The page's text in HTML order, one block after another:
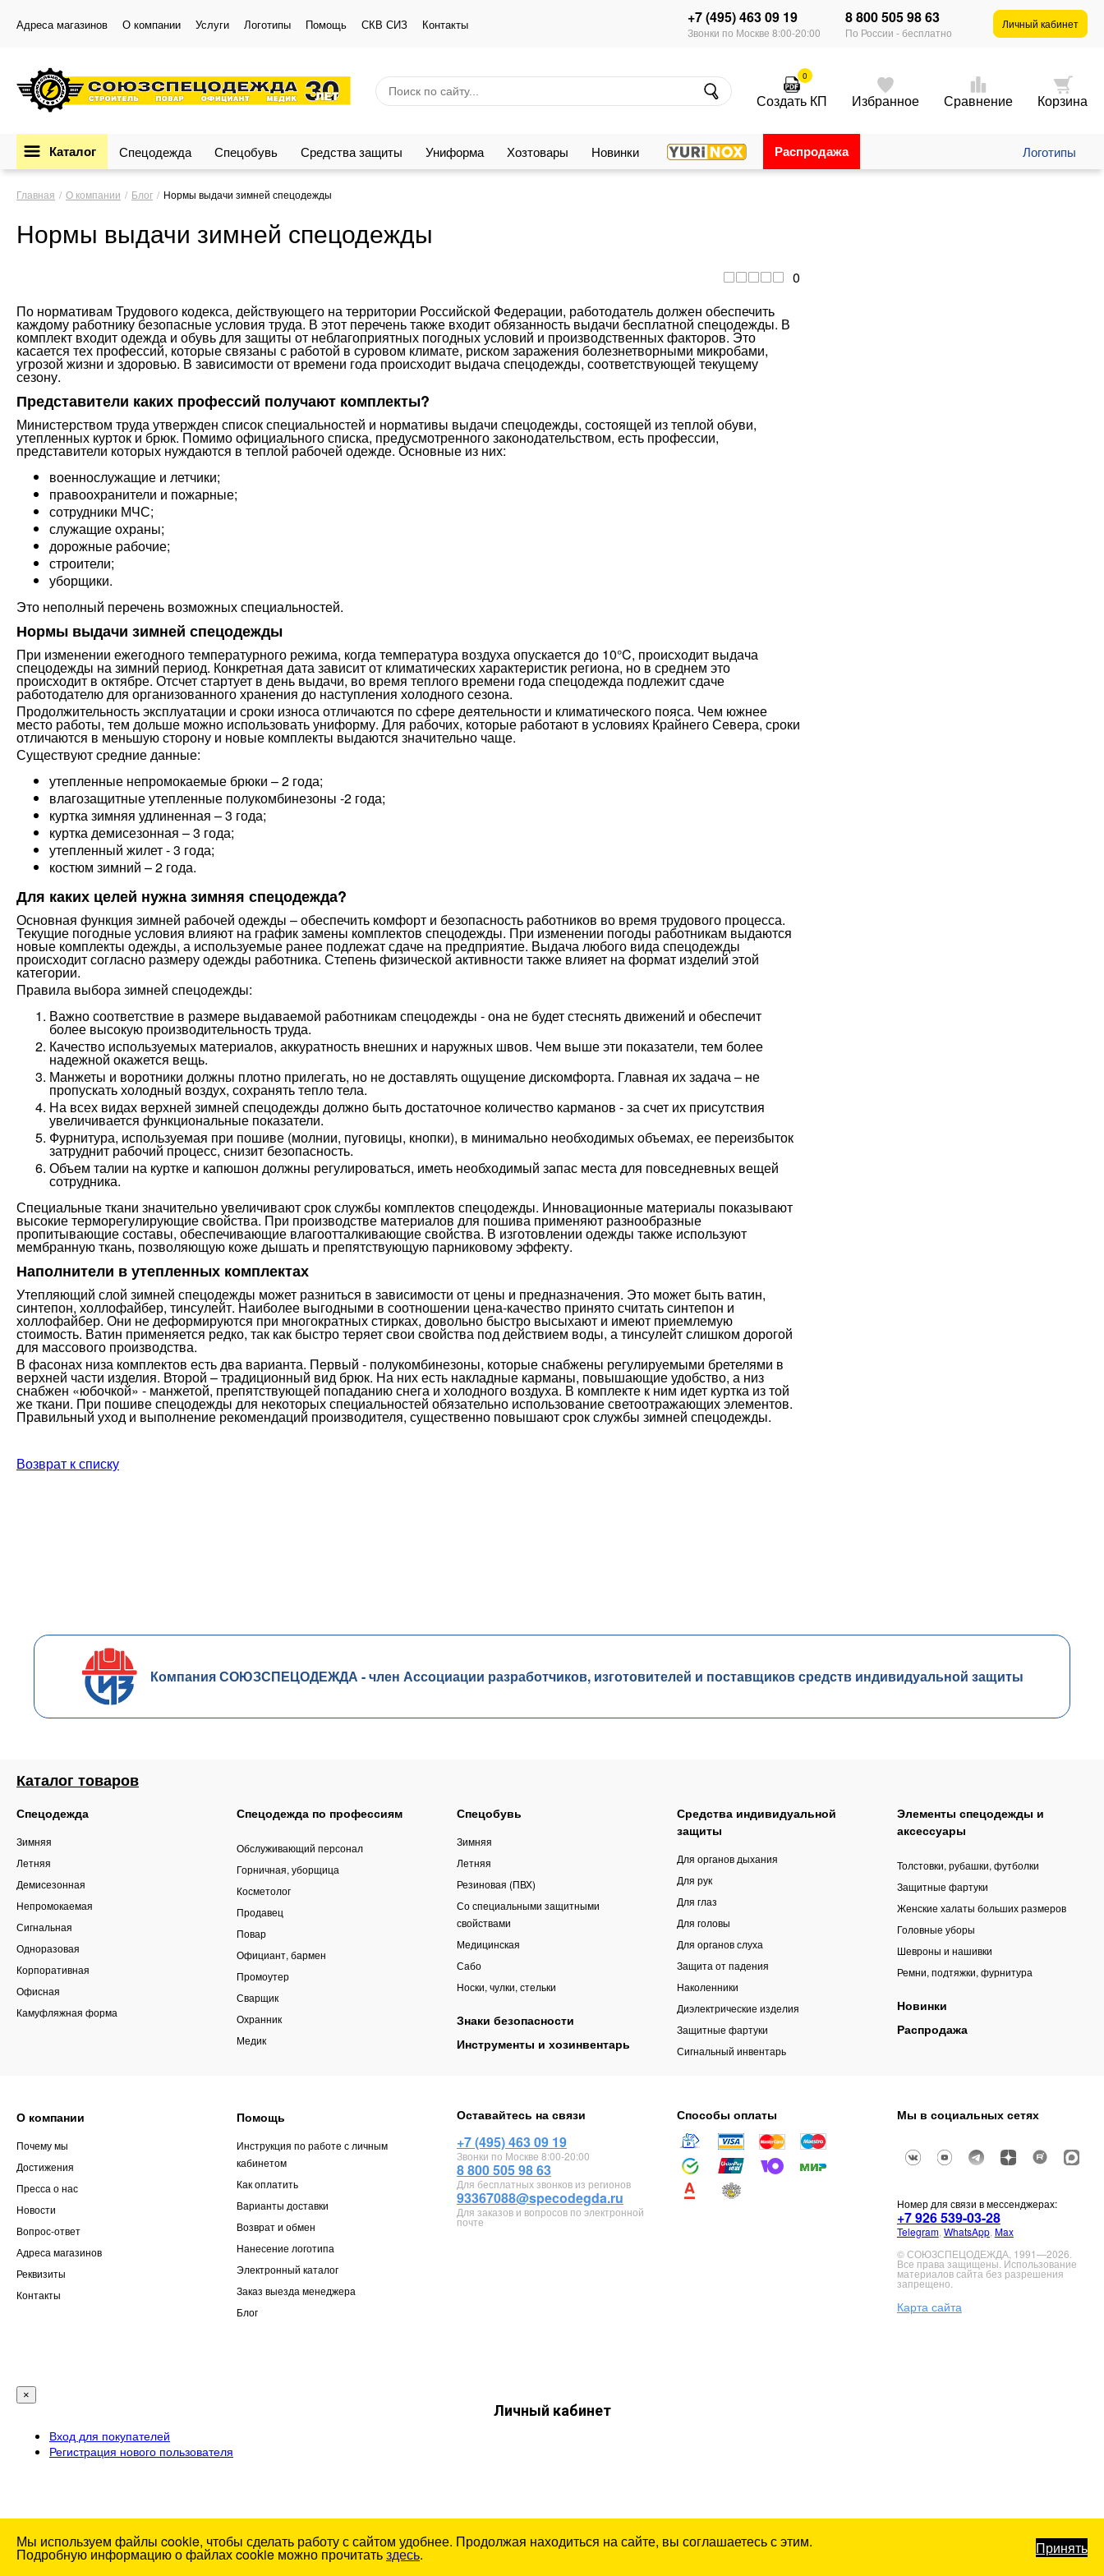
Адреса магазинов О компании Услуги Логотипы Помощь СКВ СИЗ Контакты +7 (495) 463 09 19
Звонки по Москве 8:00-20:00
8 800 505 98 63
По России - бесплатно
Личный кабинет
0
Создать КП Избранное Сравнение Корзина
Каталог Спецодежда Спецобувь Средства защиты Униформа Хозтовары Новинки Распродажа Логотипы
Главная О компании Блог Нормы выдачи зимней спецодежды
Нормы выдачи зимней спецодежды
0
По нормативам Трудового кодекса, действующего на территории Российской Федерации, работодатель должен обеспечить
каждому работнику безопасные условия труда. В этот перечень также входит обязанность выдачи бесплатной спецодежды. В
комплект входит одежда и обувь для защиты от неблагоприятных погодных условий и производственных факторов. Это
касается тех профессий, которые связаны с работой в суровом климате, риском заражения болезнетворными микробами,
угрозой жизни и здоровью. В зависимости от времени года происходит выдача спецодежды, соответствующей текущему
сезону.
Представители каких профессий получают комплекты?
Министерством труда утвержден список специальностей и нормативы выдачи спецодежды, состоящей из теплой обуви,
утепленных курток и брюк. Помимо официального списка, предусмотренного законодательством, есть профессии,
представители которых нуждаются в теплой рабочей одежде. Основные из них:
военнослужащие и летчики;
правоохранители и пожарные;
сотрудники МЧС;
служащие охраны;
дорожные рабочие;
строители;
уборщики.
Это неполный перечень возможных специальностей.
Нормы выдачи зимней спецодежды
При изменении ежегодного температурного режима, когда температура воздуха опускается до 10°C, происходит выдача
спецодежды на зимний период. Конкретная дата зависит от климатических характеристик региона, но в среднем это
происходит в октябре. Отсчет стартует в день выдачи, во время теплого времени года спецодежда подлежит сдаче
работодателю для организованного хранения до наступления холодного сезона.
Продолжительность эксплуатации и сроки износа отличаются по сфере деятельности и климатического пояса. Чем южнее
место работы, тем дольше можно использовать униформу. Для рабочих, которые работают в условиях Крайнего Севера, сроки
отличаются в меньшую сторону и новые комплекты выдаются значительно чаще.
Существуют средние данные:
утепленные непромокаемые брюки – 2 года;
влагозащитные утепленные полукомбинезоны -2 года;
куртка зимняя удлиненная – 3 года;
куртка демисезонная – 3 года;
утепленный жилет - 3 года;
костюм зимний – 2 года.
Для каких целей нужна зимняя спецодежда?
Основная функция зимней рабочей одежды – обеспечить комфорт и безопасность работников во время трудового процесса.
Текущие погодные условия влияют на график замены комплектов спецодежды. При изменении погоды работникам выдаются
новые комплекты одежды, а используемые ранее подлежат сдаче на предприятие. Выдача любого вида спецодежды
происходит согласно размеру одежды работника. Степень физической активности также влияет на формат изделий этой
категории.
Правила выбора зимней спецодежды:
Важно соответствие в размере выдаваемой работникам спецодежды - она не будет стеснять движений и обеспечит
более высокую производительность труда.
Качество используемых материалов, аккуратность внешних и наружных швов. Чем выше эти показатели, тем более
надежной окажется вещь.
Манжеты и воротники должны плотно прилегать, но не доставлять ощущение дискомфорта. Главная их задача – не
пропускать холодный воздух, сохранять тепло тела.
На всех видах верхней зимней спецодежды должно быть достаточное количество карманов - за счет их присутствия
увеличивается функциональные показатели.
Фурнитура, используемая при пошиве (молнии, пуговицы, кнопки), в минимально необходимых объемах, ее переизбыток
затруднит рабочий процесс, снизит безопасность.
Объем талии на куртке и капюшон должны регулироваться, иметь необходимый запас места для повседневных вещей
сотрудника.
Специальные ткани значительно увеличивают срок службы комплектов спецодежды. Инновационные материалы показывают
высокие терморегулирующие свойства. При производстве материалов для пошива применяют разнообразные
пропитывающие составы, обеспечивающие влагоотталкивающие свойства. В изготовлении одежды также используют
мембранную ткань, позволяющую коже дышать и препятствующую парниковому эффекту.
Наполнители в утепленных комплектах
Утепляющий слой зимней спецодежды может разниться в зависимости от цены и предназначения. Это может быть ватин,
синтепон, холлофайбер, тинсулейт. Наиболее выгодными в соотношении цена-качество принято считать синтепон и
холлофайбер. Они не деформируются при многократных стирках, довольно быстро высыхают и имеют приемлемую
стоимость. Ватин применяется редко, так как быстро теряет свои свойства под действием воды, а тинсулейт слишком дорогой
для массового производства.
В фасонах низа комплектов есть два варианта. Первый - полукомбинезоны, которые снабжены регулируемыми бретелями в
верхней части изделия. Второй – традиционный вид брюк. На них есть накладные карманы, повышающие удобство, а низ
снабжен «юбочкой» - манжетой, препятствующей попаданию снега и холодного воздуха. В комплекте к ним идет куртка из той
же ткани. При пошиве спецодежды для некоторых специальностей обязательно использование светоотражающих элементов.
Правильный уход и выполнение рекомендаций производителя, существенно повышают срок службы зимней спецодежды.
Возврат к списку
Компания СОЮЗСПЕЦОДЕЖДА - член Ассоциации разработчиков, изготовителей и поставщиков средств индивидуальной защиты
Каталог товаров
Спецодежда
Зимняя
Летняя
Демисезонная
Непромокаемая
Сигнальная
Одноразовая
Корпоративная
Офисная
Камуфляжная форма
Спецодежда по профессиям
Обслуживающий персонал
Горничная, уборщица
Косметолог
Продавец
Повар
Официант, бармен
Промоутер
Сварщик
Охранник
Медик
Спецобувь
Зимняя
Летняя
Резиновая (ПВХ)
Со специальными защитными
свойствами
Медицинская
Сабо
Носки, чулки, стельки
Знаки безопасности
Инструменты и хозинвентарь
Средства индивидуальной
защиты
Для органов дыхания
Для рук
Для глаз
Для головы
Для органов слуха
Защита от падения
Наколенники
Диэлектрические изделия
Защитные фартуки
Сигнальный инвентарь
Элементы спецодежды и
аксессуары
Толстовки, рубашки, футболки
Защитные фартуки
Женские халаты больших размеров
Головные уборы
Шевроны и нашивки
Ремни, подтяжки, фурнитура
Новинки
Распродажа
О компании
Почему мы
Достижения
Пресса о нас
Новости
Вопрос-ответ
Адреса магазинов
Реквизиты
Контакты
Помощь
Инструкция по работе с личным
кабинетом
Как оплатить
Варианты доставки
Возврат и обмен
Нанесение логотипа
Электронный каталог
Заказ выезда менеджера
Блог
Оставайтесь на связи
+7 (495) 463 09 19
Звонки по Москве 8:00-20:00
8 800 505 98 63
Для бесплатных звонков из регионов
93367088@specodegda.ru
Для заказов и вопросов по электронной
почте
Способы оплаты Мы в социальных сетях
Номер для связи в мессенджерах:
+7 926 539-03-28
Telegram, WhatsApp, Max
© СОЮЗСПЕЦОДЕЖДА, 1991—2026.
Все права защищены. Использование
материалов сайта без разрешения
запрещено.
Карта сайта
×
Личный кабинет
Вход для покупателей
Регистрация нового пользователя
×
Товар добавлен в корзину
Мы используем файлы cookie, чтобы сделать работу с сайтом удобнее. Продолжая находиться на сайте, вы соглашаетесь с этим.
Подробную информацию о файлах cookie можно прочитатьздесь.
Принять
Нормы выдачи зимней спецодежды – СОЮЗСПЕЦОДЕЖДА